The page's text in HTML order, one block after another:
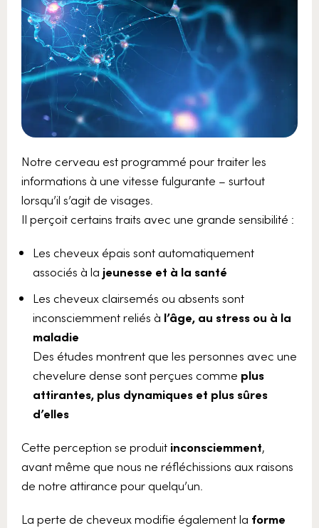
Notre cerveau est programmé pour traiter les
informations à une vitesse fulgurante – surtout
lorsqu’il s’agit de visages.
Il perçoit certains traits avec une grande sensibilité :
Les cheveux épais sont automatiquement
associés à la jeunesse et à la santé
Les cheveux clairsemés ou absents sont
inconsciemment reliés à l’âge, au stress ou à la
maladie
Des études montrent que les personnes avec une
chevelure dense sont perçues comme plus
attirantes, plus dynamiques et plus sûres
d’elles
Cette perception se produit inconsciemment,
avant même que nous ne réfléchissions aux raisons
de notre attirance pour quelqu’un.
La perte de cheveux modifie également la forme